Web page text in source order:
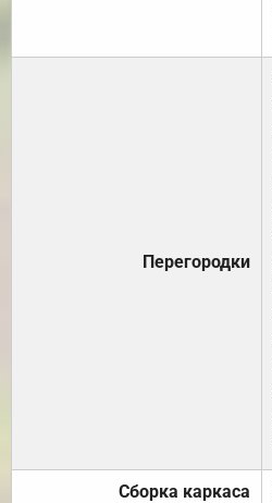
Перегородки
Сборка каркаса